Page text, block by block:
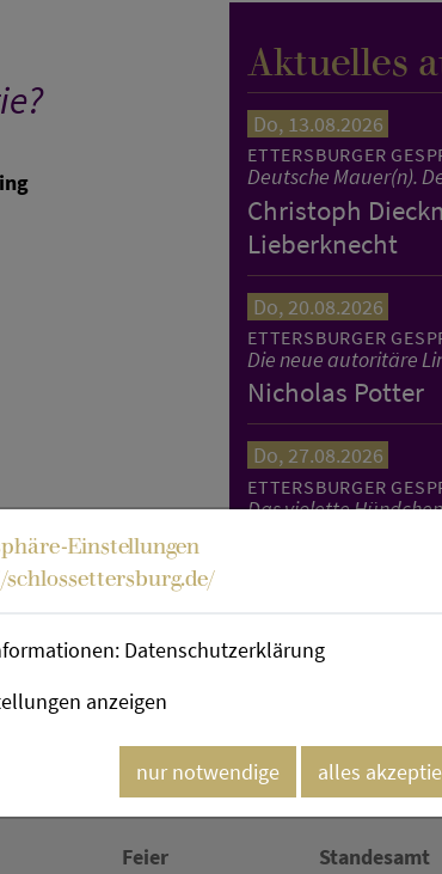
Aktuelles
Do, 13.08.2026
ETTERSBURGER
Deutsche Mauer(n).
Christoph
Lieberknecht
Do, 20.08.2026
ETTERSBURGER
Die neue autoritäre
Nicholas Potter
Do, 27.08.2026
ETTERSBURGER
Das violette
Feier
Standesamt
Einstellungen
Datenschutzerklärung
anzeigen
nur notwendige alles